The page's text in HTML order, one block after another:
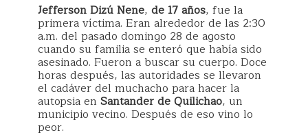
Jefferson Dizú Nene, de 17 años, fue la
primera víctima. Eran alrededor de las 2:30
a.m. del pasado domingo 28 de agosto
cuando su familia se enteró que había sido
asesinado. Fueron a buscar su cuerpo. Doce
horas después, las autoridades se llevaron
el cadáver del muchacho para hacer la
autopsia en Santander de Quilichao, un
municipio vecino. Después de eso vino lo
peor.